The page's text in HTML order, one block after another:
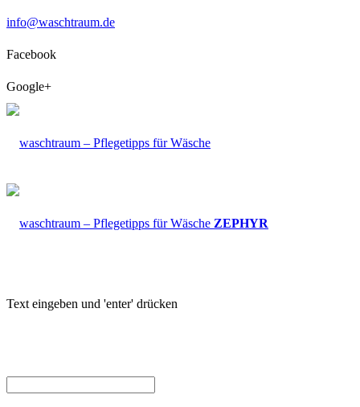
info@waschtraum.de
Facebook
Google+
ZEPHYR
Text eingeben und 'enter' drücken